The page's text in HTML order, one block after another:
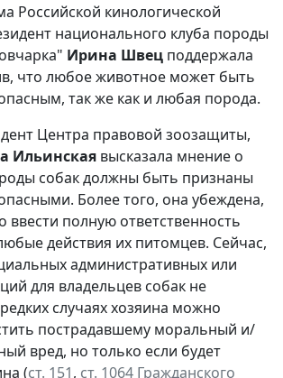
Российской кинологической
национального клуба породы
Ирина Швец поддержала
что любое животное может быть
так же как и любая порода.
Центра правовой зоозащиты,
Ильинская высказала мнение о
собак должны быть признаны
Более того, она убеждена,
ввести полную ответственность
действия их питомцев. Сейчас,
административных или
для владельцев собак не
случаях хозяина можно
пострадавшему моральный и/
вред, но только если будет
(ст. 151, ст. 1064 Гражданского